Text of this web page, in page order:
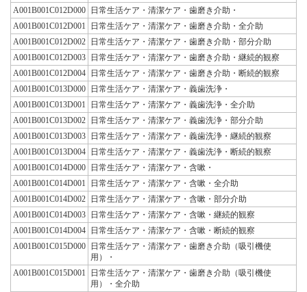
A001B001C012D000
日常生活ケア・清潔ケア・歯磨き介助・
A001B001C012D001
日常生活ケア・清潔ケア・歯磨き介助・全介助
A001B001C012D002
日常生活ケア・清潔ケア・歯磨き介助・部分介助
A001B001C012D003
日常生活ケア・清潔ケア・歯磨き介助・継続的観察
A001B001C012D004
日常生活ケア・清潔ケア・歯磨き介助・断続的観察
A001B001C013D000
日常生活ケア・清潔ケア・義歯洗浄・
A001B001C013D001
日常生活ケア・清潔ケア・義歯洗浄・全介助
A001B001C013D002
日常生活ケア・清潔ケア・義歯洗浄・部分介助
A001B001C013D003
日常生活ケア・清潔ケア・義歯洗浄・継続的観察
A001B001C013D004
日常生活ケア・清潔ケア・義歯洗浄・断続的観察
A001B001C014D000
日常生活ケア・清潔ケア・含嗽・
A001B001C014D001
日常生活ケア・清潔ケア・含嗽・全介助
A001B001C014D002
日常生活ケア・清潔ケア・含嗽・部分介助
A001B001C014D003
日常生活ケア・清潔ケア・含嗽・継続的観察
A001B001C014D004
日常生活ケア・清潔ケア・含嗽・断続的観察
A001B001C015D000
日常生活ケア・清潔ケア・歯磨き介助（吸引機使
用）・
A001B001C015D001
日常生活ケア・清潔ケア・歯磨き介助（吸引機使
用）・全介助